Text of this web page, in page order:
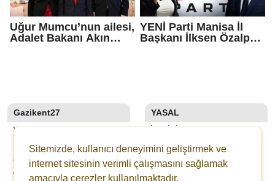
Uğur Mumcu’nun ailesi,
Adalet Bakanı Akın
YENİ Parti Manisa İl
Başkanı İlksen Özalper
Gazikent27
YAZARLAR
SON DAKİKA
GALERİLER
WEBTV
YASAL
İLETIŞIM
KÜNYE
YAYIN İLKELERI
KURALLAR
Sitemizde, kullanıcı deneyimini geliştirmek ve
internet sitesinin verimli çalışmasını sağlamak
amacıyla çerezler kullanılmaktadır.